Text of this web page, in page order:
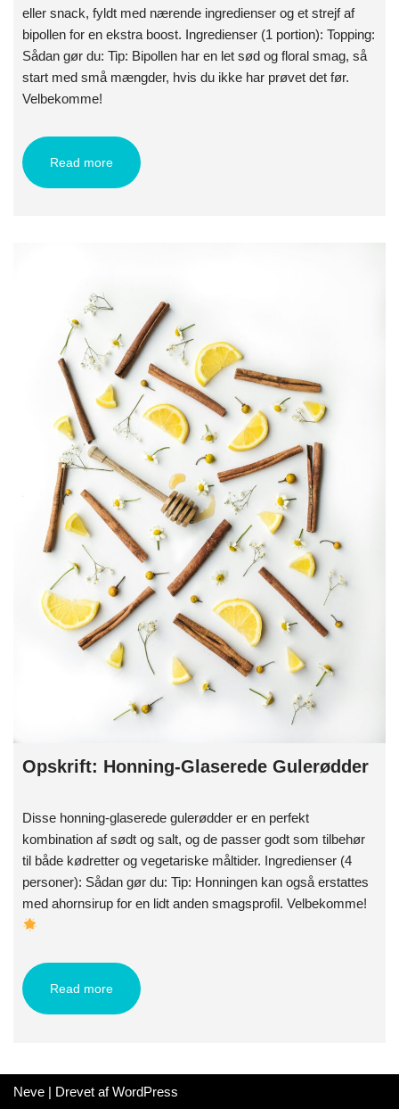
eller snack, fyldt med nærende ingredienser og et strejf af
bipollen for en ekstra boost. Ingredienser (1 portion): Topping:
Sådan gør du: Tip: Bipollen har en let sød og floral smag, så
start med små mængder, hvis du ikke har prøvet det før.
Velbekomme!
Read more
Opskrift: Honning-Glaserede Gulerødder
Disse honning-glaserede gulerødder er en perfekt
kombination af sødt og salt, og de passer godt som tilbehør
til både kødretter og vegetariske måltider. Ingredienser (4
personer): Sådan gør du: Tip: Honningen kan også erstattes
med ahornsirup for en lidt anden smagsprofil. Velbekomme!
Read more
Neve | Drevet afWordPress